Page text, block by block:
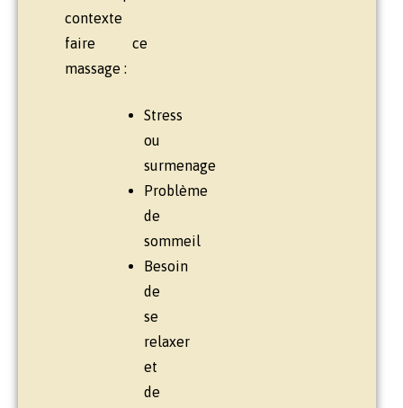
contexte
faire ce
massage :
Stress
ou
surmenage
Problème
de
sommeil
Besoin
de
se
relaxer
et
de